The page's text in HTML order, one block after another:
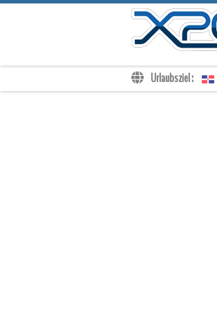
Urlaubsziel :
Transfers